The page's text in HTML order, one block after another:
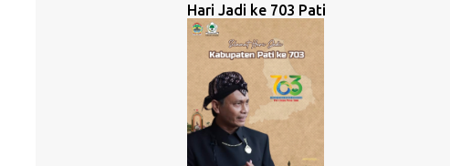
Hari Jadi ke 703 Pati